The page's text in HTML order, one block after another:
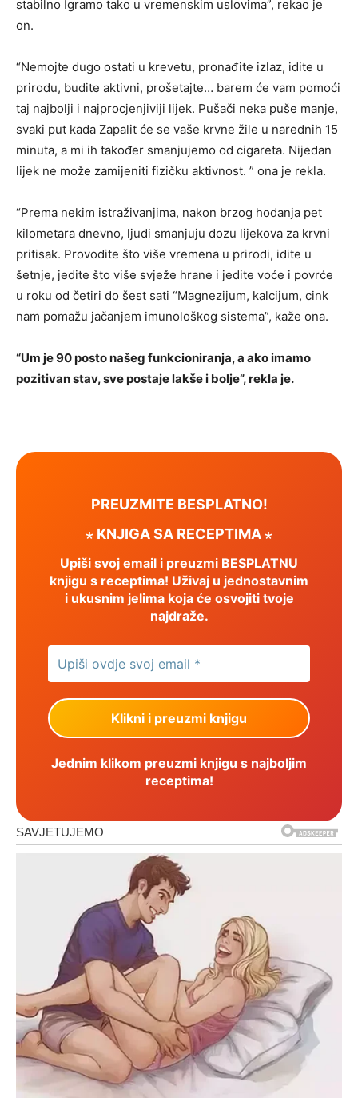
stabilno Igramo tako u vremenskim uslovima”, rekao je
on.
“Nemojte dugo ostati u krevetu, pronađite izlaz, idite u
prirodu, budite aktivni, prošetajte… barem će vam pomoći
taj najbolji i najprocjenjiviji lijek. Pušači neka puše manje,
svaki put kada Zapalit će se vaše krvne žile u narednih 15
minuta, a mi ih također smanjujemo od cigareta. Nijedan
lijek ne može zamijeniti fizičku aktivnost. ” ona je rekla.
“Prema nekim istraživanjima, nakon brzog hodanja pet
kilometara dnevno, ljudi smanjuju dozu lijekova za krvni
pritisak. Provodite što više vremena u prirodi, idite u
šetnje, jedite što više svježe hrane i jedite voće i povrće
u roku od četiri do šest sati “Magnezijum, kalcijum, cink
nam pomažu jačanjem imunološkog sistema”, kaže ona.
“Um je 90 posto našeg funkcioniranja, a ako imamo
pozitivan stav, sve postaje lakše i bolje”, rekla je.
PREUZMITE BESPLATNO!
⋆ KNJIGA SA RECEPTIMA ⋆
Upiši svoj email i preuzmi BESPLATNU
knjigu s receptima! Uživaj u jednostavnim
i ukusnim jelima koja će osvojiti tvoje
najdraže.
Jednim klikom preuzmi knjigu s najboljim
receptima!